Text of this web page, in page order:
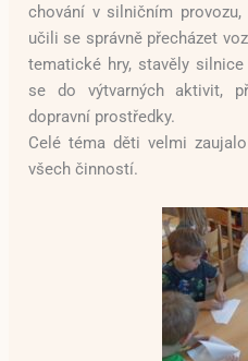
chování v silničním provozu,
učili se správně přecházet
tematické hry, stavěly
se do výtvarných aktivit,
dopravní prostředky.
Celé téma děti velmi
všech činností.